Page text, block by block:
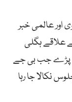
اور عالمی خبر
علاقے ہگلی
پڑے جب بی جے
نکالا جا رہا